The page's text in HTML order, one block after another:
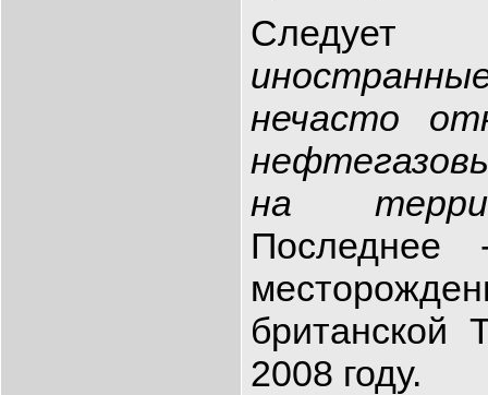
Следует
нечасто
на
Последнее
2008 году.